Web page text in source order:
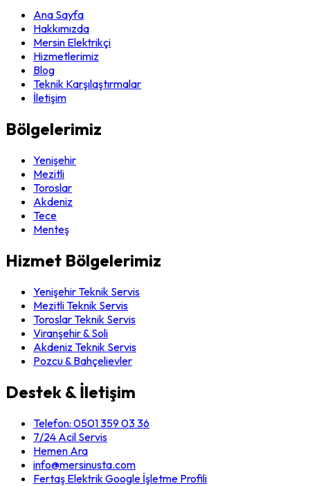
Ana Sayfa
Hakkımızda
Mersin Elektrikçi
Hizmetlerimiz
Blog
Teknik Karşılaştırmalar
İletişim
Bölgelerimiz
Yenişehir
Mezitli
Toroslar
Akdeniz
Tece
Menteş
Hizmet Bölgelerimiz
Yenişehir Teknik Servis
Mezitli Teknik Servis
Toroslar Teknik Servis
Viranşehir & Soli
Akdeniz Teknik Servis
Pozcu & Bahçelievler
Destek & İletişim
Telefon: 0501 359 03 36
7/24 Acil Servis
Hemen Ara
info@mersinusta.com
Fertaş Elektrik Google İşletme Profili